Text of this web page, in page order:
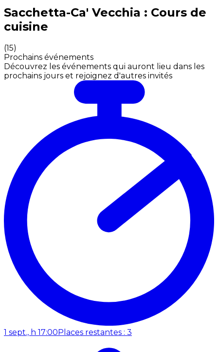
Expériences culinaires inoubliables : Expériences
Sacchetta-Ca' Vecchia : Cours de
cuisine
(15)
Prochains événements
Découvrez les événements qui auront lieu dans les
prochains jours et rejoignez d'autres invités
1 sept., h 17:00 Places restantes : 3